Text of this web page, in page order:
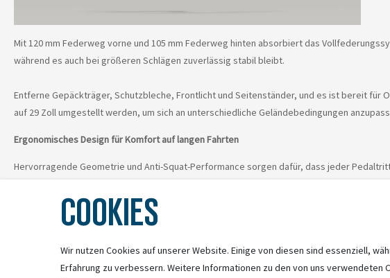
Mit 120 mm Federweg vorne und 105 mm Federweg hinten absorbiert das
während es auch bei größeren Schlägen zuverlässig stabil bleibt.
Entferne Gepäckträger, Schutzbleche, Frontlicht und Seitenständer, und es ist bereit für
auf 29 Zoll umgestellt werden, um sich an unterschiedliche Geländebedingungen
Ergonomisches Design für Komfort auf langen Fahrten
Hervorragende Geometrie und Anti-Squat-Performance sorgen dafür, dass jeder
COOKIES
Wir nutzen Cookies auf unserer Website. Einige von diesen sind essenziell,
Erfahrung zu verbessern. Weitere Informationen zu den von uns verwendeten